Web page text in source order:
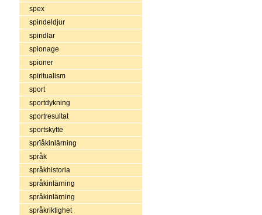
spex
spindeldjur
spindlar
spionage
spioner
spiritualism
sport
sportdykning
sportresultat
sportskytte
sprïåkinlärning
språk
språkhistoria
språkinlärning
språkinlärning
språkriktighet